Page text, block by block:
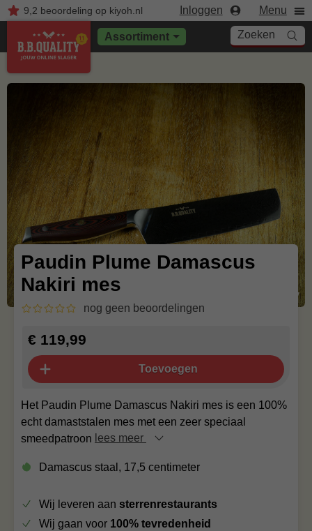
9,2 beoordelingop kiyoh.nl Inloggen Menu
Assortiment Zoeken
Paudin Plume Damascus
Nakiri mes
nog geen beoordelingen
Het Paudin Plume Damascus Nakiri mes is een 100%
echt damaststalen mes met een zeer speciaal
smeedpatroon lees meer
Damascus staal, 17,5 centimeter
€ 119,99
Toevoegen
Wij leveren aan sterrenrestaurants
Wij gaan voor 100% tevredenheid